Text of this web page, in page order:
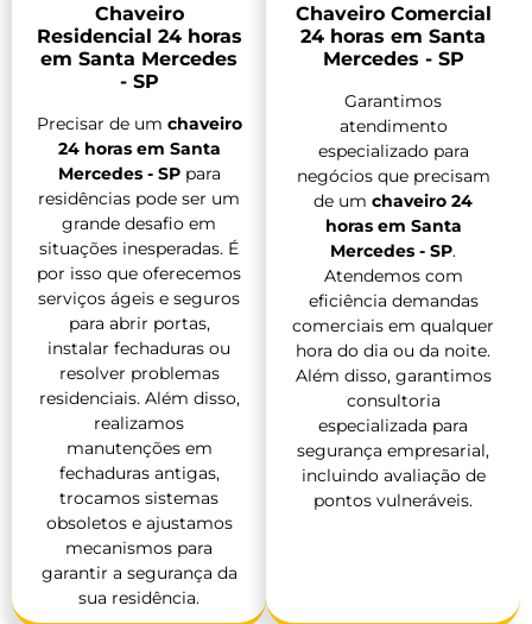
Chaveiro
Residencial 24 horas
em Santa Mercedes
- SP
Precisar de um chaveiro
24 horas em Santa
Mercedes - SPpara
residências pode ser um
grande desafio em
situações inesperadas. É
por isso que oferecemos
serviços ágeis e seguros
para abrir portas,
instalar fechaduras ou
resolver problemas
residenciais. Além disso,
realizamos
manutenções em
fechaduras antigas,
trocamos sistemas
obsoletos e ajustamos
mecanismos para
garantir a segurança da
sua residência.
Chaveiro Comercial
24 horas em Santa
Mercedes - SP
Garantimos
atendimento
especializado para
negócios que precisam
de um chaveiro 24
horas em Santa
Mercedes - SP.
Atendemos com
eficiência demandas
comerciais em qualquer
hora do dia ou da noite.
Além disso, garantimos
consultoria
especializada para
segurança empresarial,
incluindo avaliação de
pontos vulneráveis.